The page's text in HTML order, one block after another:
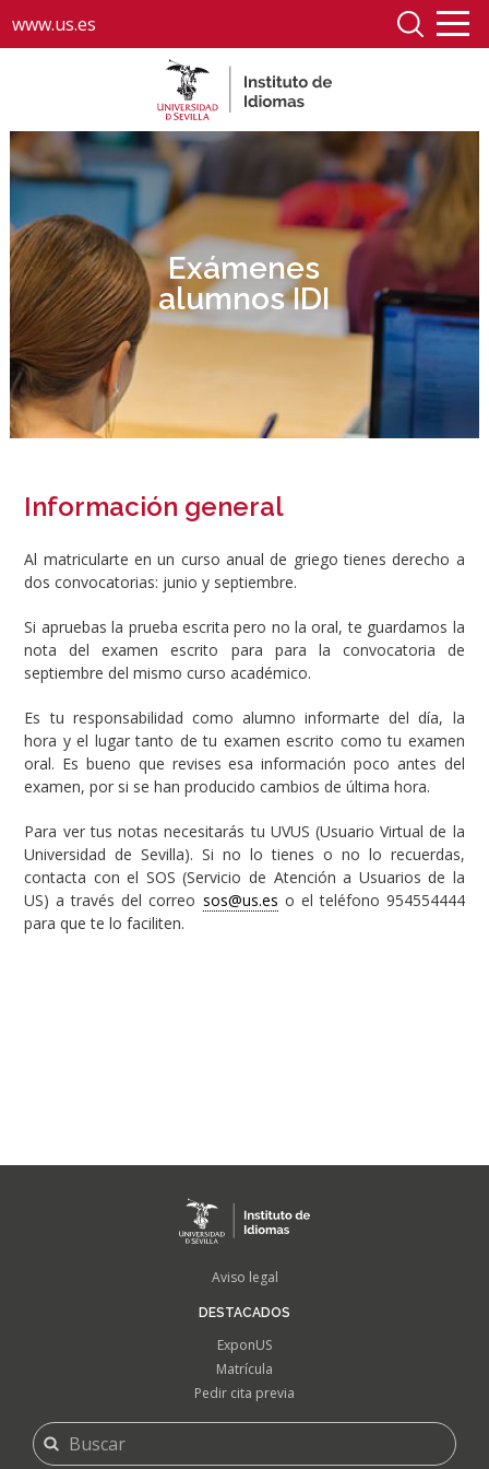
www.us.es
Exámenes
alumnos IDI
Información general
Al matricularte en un curso anual de griego tienes derecho a
dos convocatorias: junio y septiembre.
Si apruebas la prueba escrita pero no la oral, te guardamos la
nota del examen escrito para para la convocatoria de
septiembre del mismo curso académico.
Es tu responsabilidad como alumno informarte del día, la
hora y el lugar tanto de tu examen escrito como tu examen
oral. Es bueno que revises esa información poco antes del
examen, por si se han producido cambios de última hora.
Para ver tus notas necesitarás tu UVUS (Usuario Virtual de la
Universidad de Sevilla). Si no lo tienes o no lo recuerdas,
contacta con el SOS (Servicio de Atención a Usuarios de la
US) a través del correo sos@us.es o el teléfono 954554444
para que te lo faciliten.
Aviso legal
DESTACADOS
ExponUS
Matrícula
Pedir cita previa
FORMULARIO
DE
BÚSQUEDA
Buscar